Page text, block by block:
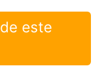
este